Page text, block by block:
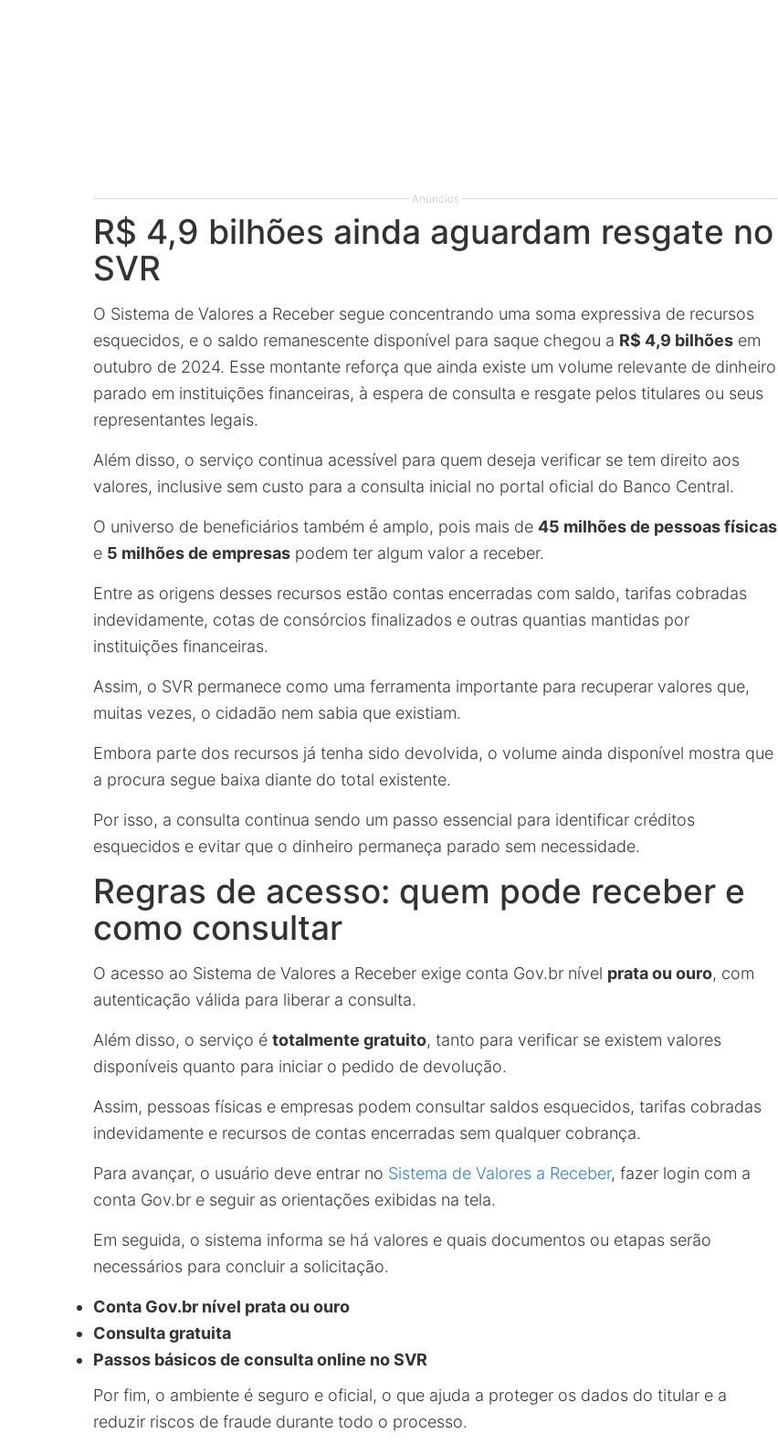
Anúncios
R$ 4,9 bilhões ainda aguardam resgate no
SVR
O Sistema de Valores a Receber segue concentrando uma soma expressiva de recursos
esquecidos, e o saldo remanescente disponível para saque chegou a R$ 4,9 bilhões em
outubro de 2024. Esse montante reforça que ainda existe um volume relevante de dinheiro
parado em instituições financeiras, à espera de consulta e resgate pelos titulares ou seus
representantes legais.
Além disso, o serviço continua acessível para quem deseja verificar se tem direito aos
valores, inclusive sem custo para a consulta inicial no portal oficial do Banco Central.
O universo de beneficiários também é amplo, pois mais de 45 milhões de pessoas físicas
e 5 milhões de empresas podem ter algum valor a receber.
Entre as origens desses recursos estão contas encerradas com saldo, tarifas cobradas
indevidamente, cotas de consórcios finalizados e outras quantias mantidas por
instituições financeiras.
Assim, o SVR permanece como uma ferramenta importante para recuperar valores que,
muitas vezes, o cidadão nem sabia que existiam.
Embora parte dos recursos já tenha sido devolvida, o volume ainda disponível mostra que
a procura segue baixa diante do total existente.
Por isso, a consulta continua sendo um passo essencial para identificar créditos
esquecidos e evitar que o dinheiro permaneça parado sem necessidade.
Regras de acesso: quem pode receber e
como consultar
O acesso ao Sistema de Valores a Receber exige conta Gov.br nível prata ou ouro, com
autenticação válida para liberar a consulta.
Além disso, o serviço é totalmente gratuito, tanto para verificar se existem valores
disponíveis quanto para iniciar o pedido de devolução.
Assim, pessoas físicas e empresas podem consultar saldos esquecidos, tarifas cobradas
indevidamente e recursos de contas encerradas sem qualquer cobrança.
Para avançar, o usuário deve entrar no Sistema de Valores a Receber, fazer login com a
conta Gov.br e seguir as orientações exibidas na tela.
Em seguida, o sistema informa se há valores e quais documentos ou etapas serão
necessários para concluir a solicitação.
Conta Gov.br nível prata ou ouro
Consulta gratuita
Passos básicos de consulta online no SVR
Por fim, o ambiente é seguro e oficial, o que ajuda a proteger os dados do titular e a
reduzir riscos de fraude durante todo o processo.